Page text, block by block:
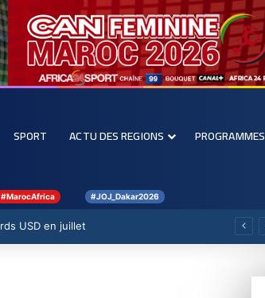
SPORT ACTU DES REGIONS PROGRAMMES
#MarocAfrica #JOJ_Dakar2026
USD en juillet